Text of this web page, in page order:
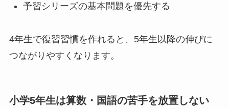
予習シリーズの基本問題を優先する
4年生で復習習慣を作れると、5年生以降の伸びに
つながりやすくなります。
小学5年生は算数・国語の苦手を放置しない